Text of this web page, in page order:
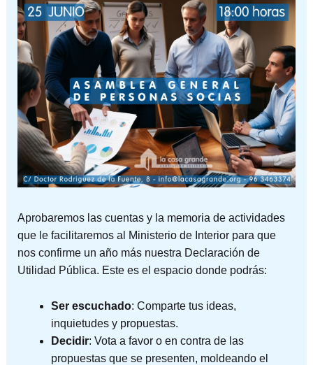
Aprobaremos las cuentas y la memoria de actividades
que le facilitaremos al Ministerio de Interior para que
nos confirme un año más nuestra Declaración de
Utilidad Pública. Este es el espacio donde podrás:
Ser escuchado: Comparte tus ideas,
inquietudes y propuestas.
Decidir: Vota a favor o en contra de las
propuestas que se presenten, moldeando el